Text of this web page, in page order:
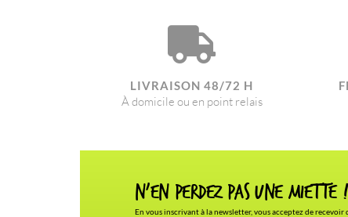
LIVRAISON 48/72 H
À domicile ou en point relais
N'en Perdez pas une miette !
En vous inscrivant à la newsletter, vous acceptez de